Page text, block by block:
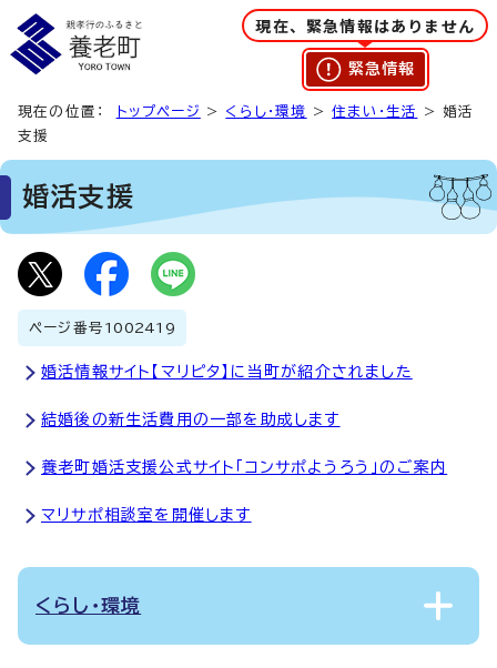
現在、緊急情報はありません
緊急情報
現在の位置： トップページ > くらし・環境 >住まい・生活
> 婚活
支援
婚活支援
ページ番号 1002419
婚活情報サイト【マリピタ】に当町が紹介されました
結婚後の新生活費用の一部を助成します
養老町婚活支援公式サイト「コンサポようろう」のご案内
マリサポ相談室を開催します
くらし・環境